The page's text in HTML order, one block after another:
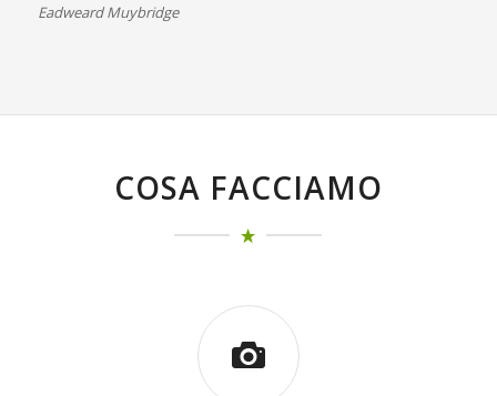
Eadweard Muybridge
COSA FACCIAMO